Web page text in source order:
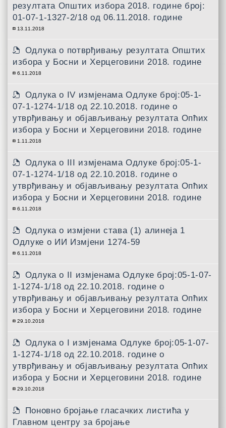
резултата Општих избора 2018. године број:
01-07-1-1327-2/18 од 06.11.2018. године
13.11.2018
Одлукa о потврђивању резултата Општих
избора у Босни и Херцеговини 2018. године
6.11.2018
Одлука о IV измјенама Одлуке број:05-1-
07-1-1274-1/18 од 22.10.2018. године о
утврђивању и објављивању резултата Опћих
избора у Босни и Херцеговини 2018. године
1.11.2018
Одлука о III измјенама Одлуке број:05-1-
07-1-1274-1/18 од 22.10.2018. године о
утврђивању и објављивању резултата Опћих
избора у Босни и Херцеговини 2018. године
6.11.2018
Одлука о измјени става (1) алинеја 1
Одлуке о ИИ Измјени 1274-59
6.11.2018
Одлука о II измјенама Одлуке број:05-1-07-
1-1274-1/18 од 22.10.2018. године о
утврђивању и објављивању резултата Опћих
избора у Босни и Херцеговини 2018. године
29.10.2018
Одлука о I измјенама Одлуке број:05-1-07-
1-1274-1/18 од 22.10.2018. године о
утврђивању и објављивању резултата Опћих
избора у Босни и Херцеговини 2018. године
29.10.2018
Поновно бројање гласачких листића у
Главном центру за бројање